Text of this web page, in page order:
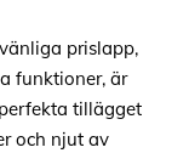
prislapp,
funktioner, är
tillägget
och njut av